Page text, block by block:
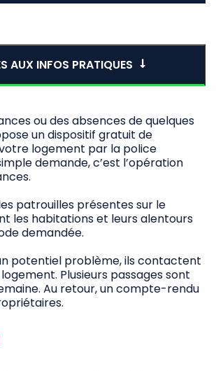
AUX INFOS PRATIQUES
ou des absences de quelques
un dispositif gratuit de
logement par la police
demande, c’est l’opération
patrouilles présentes sur le
les habitations et leurs alentours
demandée.
potentiel problème, ils contactent
Plusieurs passages sont
Au retour, un compte-rendu